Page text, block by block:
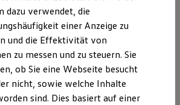
zu Ihrem ID.
R und R Experience
entdecken
Act (DSA)
EU Data Act
Vertrag Widerrufen
AG
gezeigten Fahrzeuge und
in einzelnen Details vom aktuellen
dazu verwendet, die
einer Anzeige zu
und die Effektivität von
zu messen und zu steuern. Sie
ob Sie eine Webseite besucht
nicht, sowie welche Inhalte
sind. Dies basiert auf einer